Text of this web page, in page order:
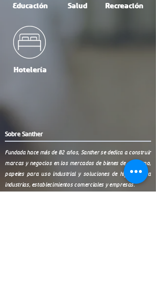
Educación Salud Recreación
Hotelería
Sobre Santher
Fundada hace más de 82 años, Santher se dedica a construir
marcas y negocios en los mercados de bienes de consumo,
papeles para uso industrial y soluciones de higiene para
industrias, establecimientos comerciales y empresas.